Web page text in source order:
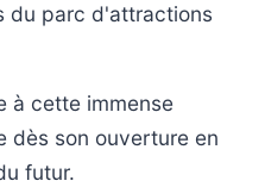
du parc d'attractions
à cette immense
dès son ouverture en
futur.